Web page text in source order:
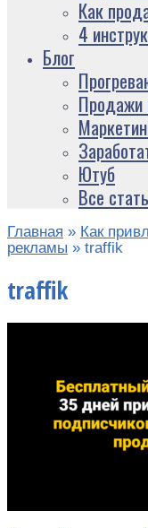
Как
4
Блог
Продажи
Ютуб
Все
Главная » Как
рекламы » traffik
traffik